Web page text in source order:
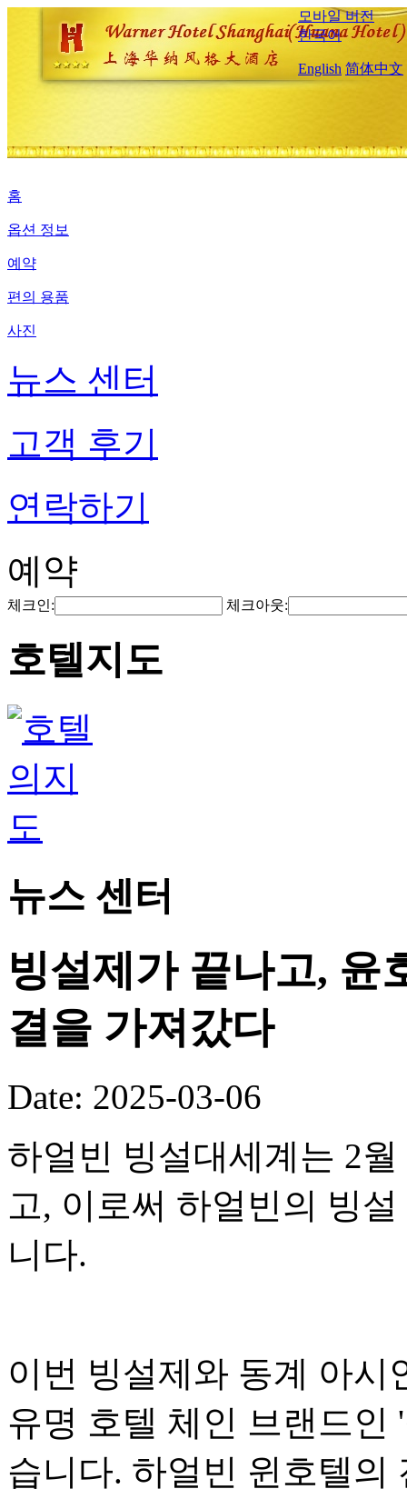
모바일 버전
한국어
English 简体中文
홈
옵션 정보
예약
편의 용품
사진
뉴스 센터
고객 후기
연락하기
예약
체크인: 체크아웃:
호텔지도
뉴스 센터
빙설제가 끝나고, 윤
결을 가져갔다
Date: 2025-03-06
하얼빈 빙설대세계는 2
고, 이로써 하얼빈의 빙
니다.
이번 빙설제와 동계 아
유명 호텔 체인 브랜드인
습니다. 하얼빈 윈호텔의